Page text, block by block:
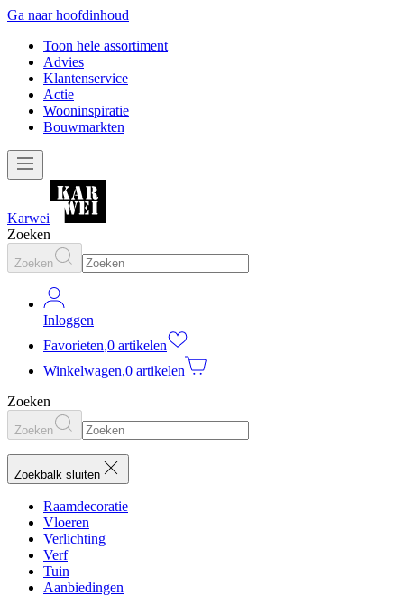
Ga naar hoofdinhoud
Toon hele assortiment
Advies
Klantenservice
Actie
Wooninspiratie
Bouwmarkten
Karwei
Zoeken
Zoeken
Inloggen
Favorieten,0 artikelen
Winkelwagen,0 artikelen
Zoeken
Zoeken
Zoekbalk sluiten
Raamdecoratie
Vloeren
Verlichting
Verf
Tuin
Aanbiedingen